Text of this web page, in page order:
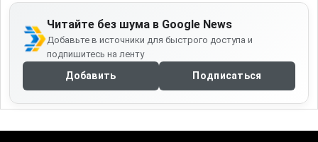
Читайте без шума в Google News
Добавьте в источники для быстрого доступа и
подпишитесь на ленту
Добавить Подписаться